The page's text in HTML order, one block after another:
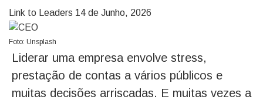
Link to Leaders 14 de Junho, 2026
Foto: Unsplash
Liderar uma empresa envolve stress,
prestação de contas a vários públicos e
muitas decisões arriscadas. E muitas vezes a